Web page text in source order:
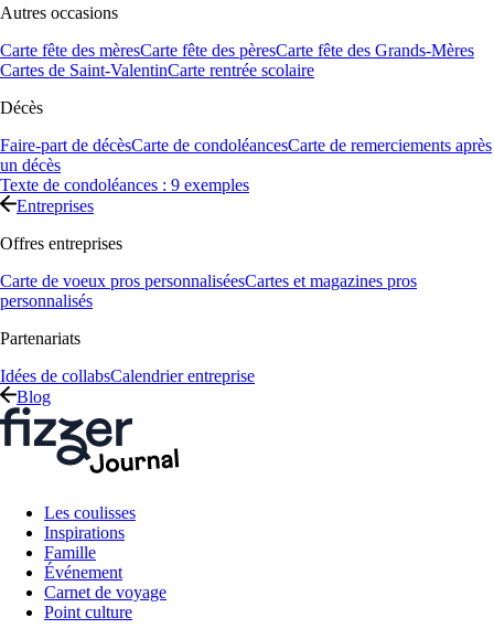
Autres occasions
Carte fête des mèresCarte fête des pèresCarte fête des Grands-Mères
Cartes de Saint-ValentinCarte rentrée scolaire
Décès
Faire-part de décèsCarte de condoléancesCarte de remerciements après
un décès
Texte de condoléances : 9 exemples
Entreprises
Offres entreprises
Carte de voeux pros personnaliséesCartes et magazines pros
personnalisés
Partenariats
Idées de collabsCalendrier entreprise
Blog
Les coulisses
Inspirations
Famille
Événement
Carnet de voyage
Point culture